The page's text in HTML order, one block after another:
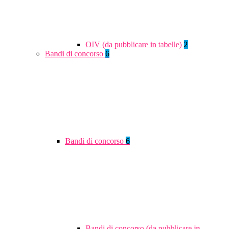
OIV (da pubblicare in tabelle) 2
Bandi di concorso 6
Bandi di concorso 6